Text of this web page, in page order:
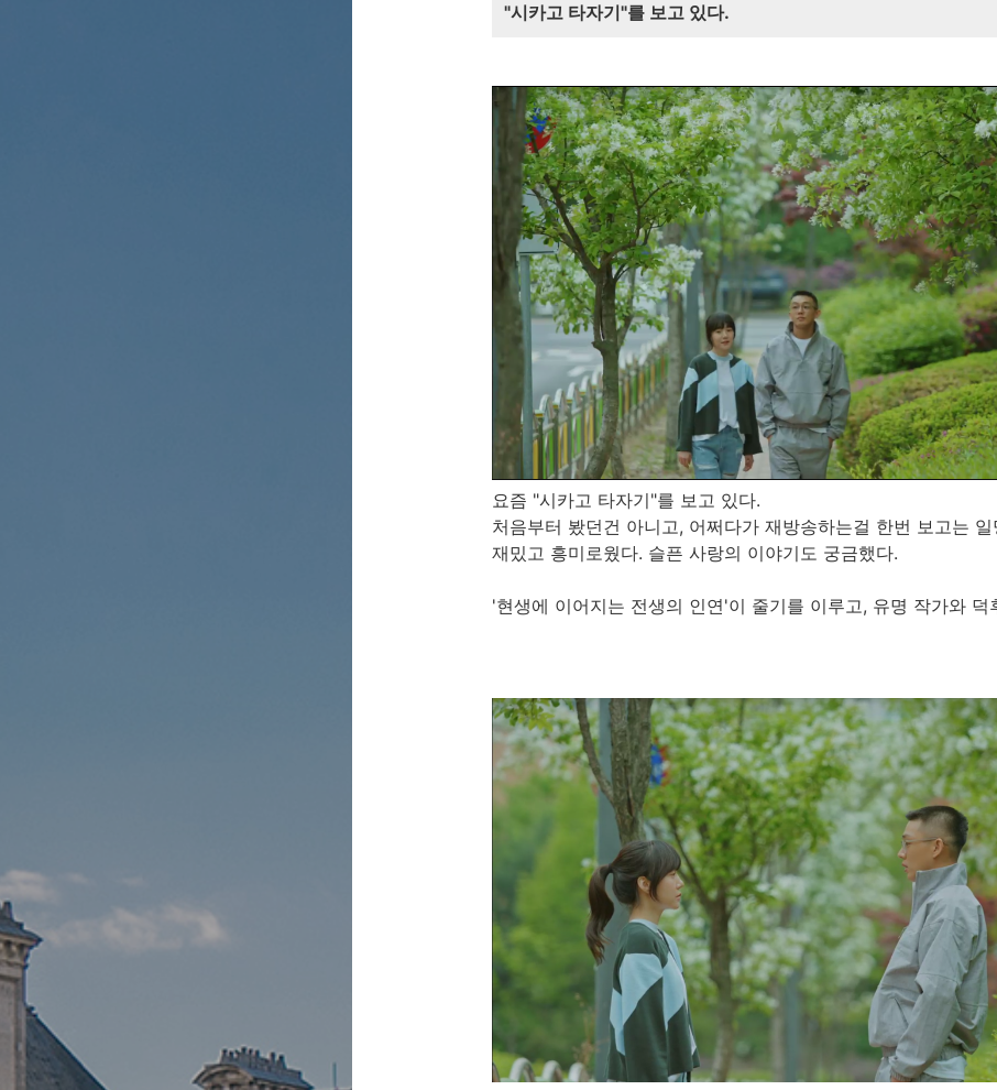
"시카고 타자기"를 보고 있다.
요즘 "시카고 타자기"를 보고 있다.
처음부터 봤던건 아니고, 어쩌다가 재방송하는걸 한번 보고는
재밌고 흥미로웠다. 슬픈 사랑의 이야기도 궁금했다.
'현생에 이어지는 전생의 인연'이 줄기를 이루고, 유명 작가와